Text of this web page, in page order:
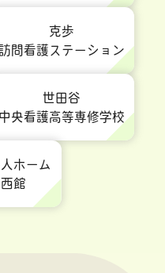
克歩
問看護ステーション
世田谷
中央看護高等専修学校
ホーム
館